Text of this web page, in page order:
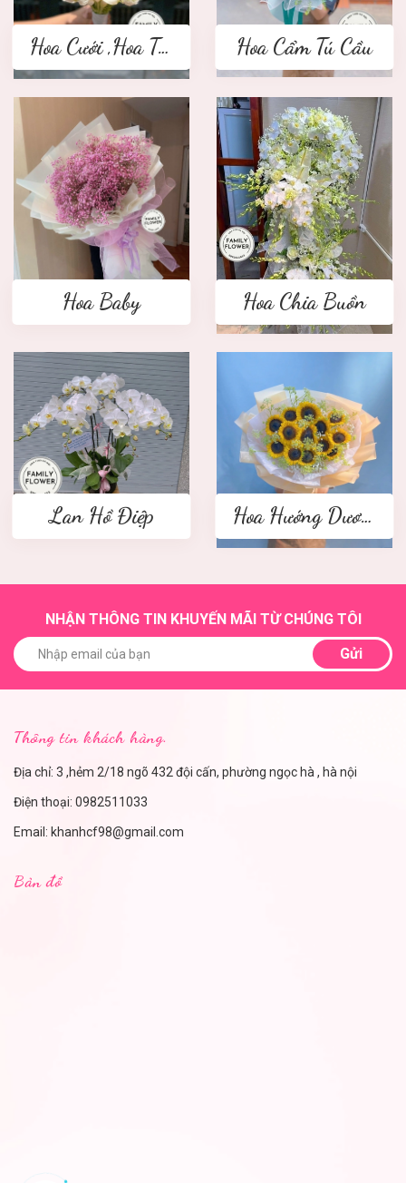
Hoa Cưới ,Hoa Tay Cầm Cô Dâu Hoa Cẩm Tú Cầu
Hoa Baby Hoa Chia Buồn
Lan Hồ Điệp Hoa Hướng Dương
NHẬN THÔNG TIN KHUYẾN MÃI TỪ CHÚNG TÔI
Gửi
Thông tin khách hàng.
Địa chỉ: 3 ,hẻm 2/18 ngõ 432 đội cấn, phường ngọc hà , hà nội
Điện thoại: 0982511033
Email: khanhcf98@gmail.com
Bản đồ